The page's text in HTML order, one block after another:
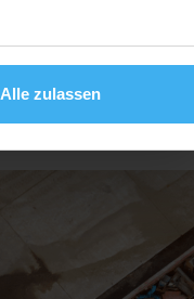
Alle zulassen